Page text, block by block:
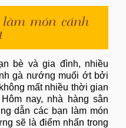
món cánh
bè và gia đình, nhiều
gà nướng muối ớt bởi
mất nhiều thời gian
nay, nhà hàng sân
dẫn các bạn làm món
sẽ là điểm nhấn trong